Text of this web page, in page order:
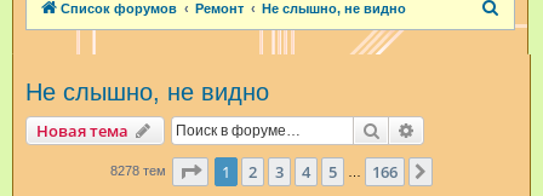
Список форумов Ремонт Не слышно, не видно
Не слышно, не видно
Новая тема Поиск
8278 тем Страница из 166
1 2 3 4 5 166